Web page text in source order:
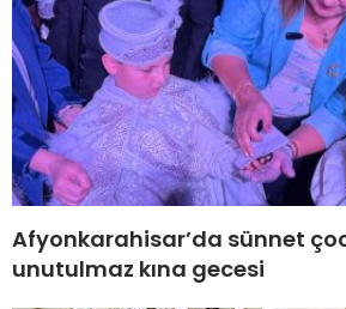
Afyonkarahisar’da sünnet
unutulmaz kına gecesi